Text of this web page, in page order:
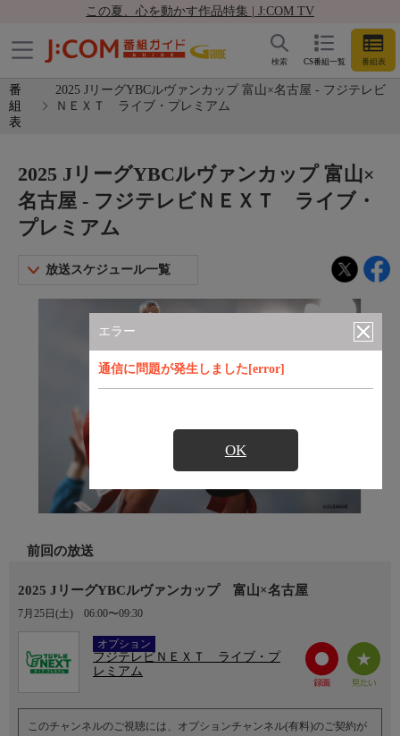
この夏、心を動かす作品特集 | J:COM TV
CS番組一覧 番組表
検索
番
組
表
2025 JリーグYBCルヴァンカップ 富山×名古屋 - フジテレビ
ＮＥＸＴ ライブ・プレミアム
エラー
通信に問題が発生しました[error]
OK
2025 JリーグYBCルヴァンカップ 富山×
名古屋 - フジテレビＮＥＸＴ ライブ・
プレミアム
放送スケジュール一覧
前回の放送
2025 JリーグYBCルヴァンカップ 富山×名古屋
7月25日(土) 06:00〜09:30
オプション
Ch.752
フジテレビＮＥＸＴ ライブ・プ
レミアム
このチャンネルのご視聴には、オプションチャンネル(有料)のご契約が